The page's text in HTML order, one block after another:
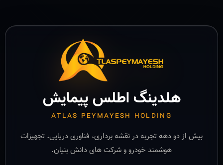
هلدینگ اطلس پیمایش
ATLAS PEYMAYESH HOLDING
بیش از دو دهه تجربه در نقشه برداری، فناوری دریایی، تجهیزات
هوشمند خودرو و شرکت های دانش بنیان.